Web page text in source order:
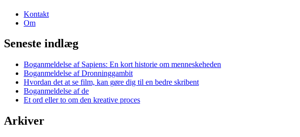
Kontakt
Om
Seneste indlæg
Boganmeldelse af Sapiens: En kort historie om menneskeheden
Boganmeldelse af Dronninggambit
Hvordan det at se film, kan gøre dig til en bedre skribent
Boganmeldelse af de
Et ord eller to om den kreative proces
Arkiver